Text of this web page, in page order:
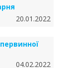
20.01.2022
04.02.2022